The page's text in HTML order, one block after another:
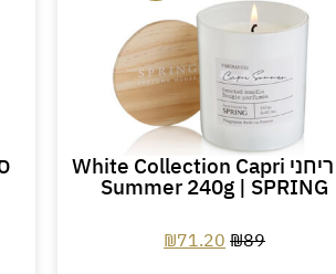
נר ריחני White Collection Capri
Summer 240g | SPRING
₪89
₪71.20